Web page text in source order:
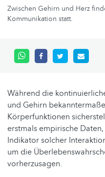
Zwischen Gehirn und Herz
Kommunikation statt.
Während die
und Gehirn
Körperfunktionen
erstmals empirische
Indikator solcher
um die
vorherzusagen.